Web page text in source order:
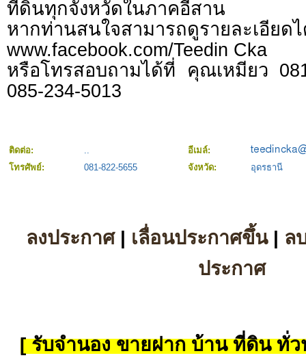
ที่ดินทุกจังหวัดในภาคอีสาน
หากท่านสนใจสามารถดูรายละเอียด
www.facebook.com/Teedin Cka
หรือโทรสอบถามได้ที่ คุณเหมียว
085-234-5013
ติดต่อ: ..
อีเมล์:
โทรศัพย์:
081-822-5655 จังหวัด: อุดรธานี
ลงประกาศ| เลื่อนประกาศขึ้น| ล
ประกาศ
[ รับจำนอง ขายฝาก บ้าน ที่ดิน ทั่ว